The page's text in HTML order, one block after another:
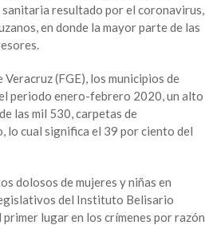
sanitaria resultado por el coronavirus,
en donde la mayor parte de las
(FGE), los municipios de
periodo enero-febrero 2020, un alto
las mil 530, carpetas de
lo cual significa el 39 por ciento del
dolosos de mujeres y niñas en
del Instituto Belisario
lugar en los crímenes por razón